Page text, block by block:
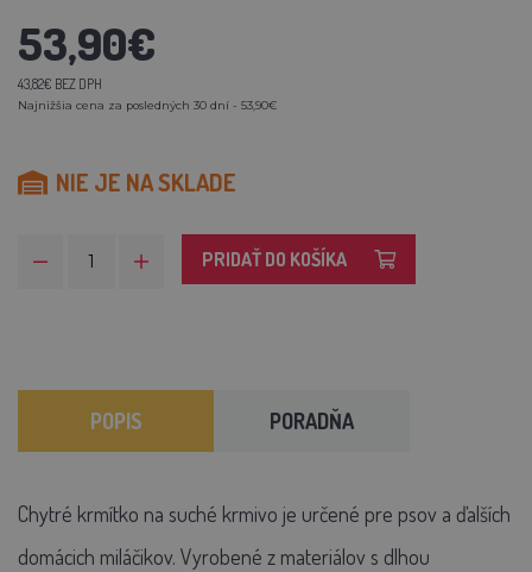
53,90€
43,82€ BEZ DPH
Najnižšia cena za posledných 30 dní - 53,90€
NIE JE NA SKLADE
PRIDAŤ DO KOŠÍKA
POPIS PORADŇA
Chytré krmítko na suché krmivo je určené pre psov a ďalších
domácich miláčikov. Vyrobené z materiálov s dlhou